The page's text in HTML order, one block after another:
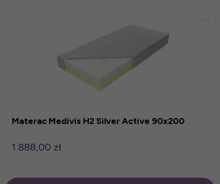
Materac Medivis H2 Silver Active 90x200
1 888,00 zł